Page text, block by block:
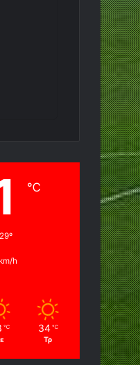
℃
h
℃ 34 ℃
Τρ